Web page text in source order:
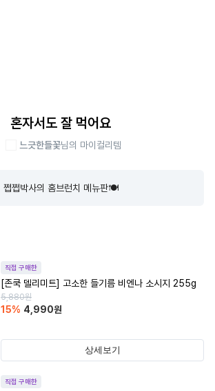
혼자서도 잘 먹어요
느긋한들꽃님의 마이컬리템
쩝쩝박사의 홈브런치 메뉴판🍽️
직접 구매한
[존쿡 델리미트] 고소한 들기름 비엔나 소시지 255g
5,880원
15% 4,990원
상세보기
직접 구매한